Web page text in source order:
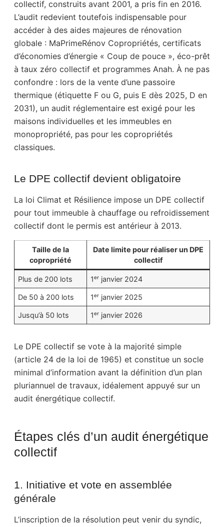
collectif, construits avant 2001, a pris fin en 2016.
L’audit redevient toutefois indispensable pour
accéder à des aides majeures de rénovation
globale : MaPrimeRénov Copropriétés, certificats
d’économies d’énergie « Coup de pouce », éco-prêt
à taux zéro collectif et programmes Anah. À ne pas
confondre : lors de la vente d’une passoire
thermique (étiquette F ou G, puis E dès 2025, D en
2031), un audit réglementaire est exigé pour les
maisons individuelles et les immeubles en
monopropriété, pas pour les copropriétés
classiques.
Le DPE collectif devient obligatoire
La loi Climat et Résilience impose un DPE collectif
pour tout immeuble à chauffage ou refroidissement
collectif dont le permis est antérieur à 2013.
Taille de la
copropriété
Date limite pour réaliser un DPE
collectif
Plus de 200 lots 1ᵉʳ janvier 2024
De 50 à 200 lots 1ᵉʳ janvier 2025
Jusqu’à 50 lots 1ᵉʳ janvier 2026
Le DPE collectif se vote à la majorité simple
(article 24 de la loi de 1965) et constitue un socle
minimal d’information avant la définition d’un plan
pluriannuel de travaux, idéalement appuyé sur un
audit énergétique collectif.
Étapes clés d’un audit énergétique
collectif
1. Initiative et vote en assemblée
générale
L’inscription de la résolution peut venir du syndic,